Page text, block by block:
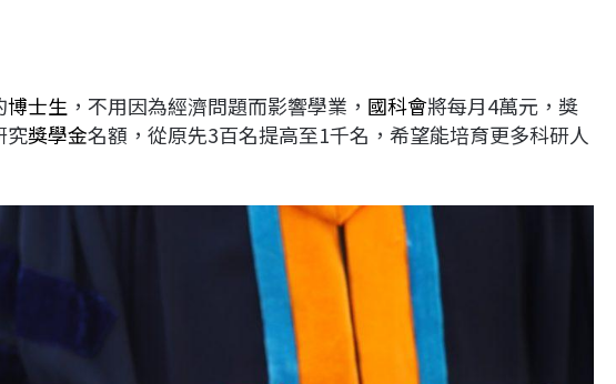
博士生 ，不用因為經濟問題而影響學業， 國科會將每月4萬元，獎
究獎學金名額，從原先3百名提高至1千名，希望能培育更多科研人